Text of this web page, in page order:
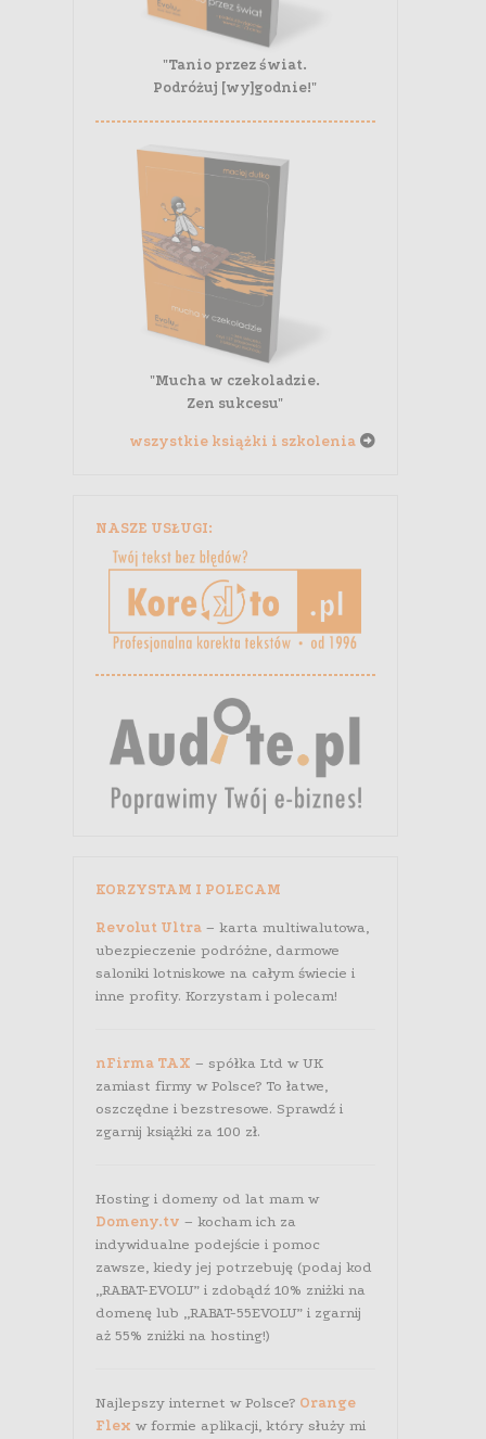
"Tanio przez świat.
Podróżuj [wy]godnie!"
"Mucha w czekoladzie.
Zen sukcesu"
wszystkie książki i szkolenia
NASZE USŁUGI:
KORZYSTAM I POLECAM
Revolut Ultra– karta multiwalutowa,
ubezpieczenie podróżne, darmowe
saloniki lotniskowe na całym świecie i
inne profity. Korzystam i polecam!
nFirma TAX – spółka Ltd w UK
zamiast firmy w Polsce? To łatwe,
oszczędne i bezstresowe. Sprawdź i
zgarnij książki za 100 zł.
Hosting i domeny od lat mam w
Domeny.tv – kocham ich za
indywidualne podejście i pomoc
zawsze, kiedy jej potrzebuję (podaj kod
„RABAT-EVOLU” i zdobądź 10% zniżki na
domenę lub „RABAT-55EVOLU” i zgarnij
aż 55% zniżki na hosting!)
Najlepszy internet w Polsce? Orange
Flex w formie aplikacji, który służy mi